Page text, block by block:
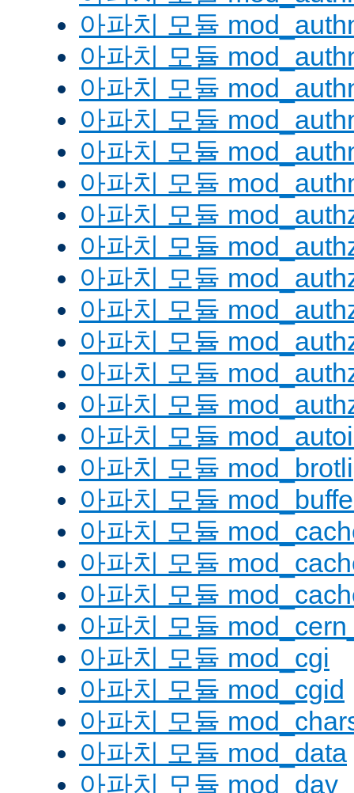
아파치 모듈
아파치 모듈
아파치 모듈
아파치 모듈
아파치 모듈
아파치 모듈
아파치 모듈
아파치 모듈
아파치 모듈
아파치 모듈
아파치 모듈
아파치 모듈
아파치 모듈
아파치 모듈
아파치 모듈 mod_brotli
아파치 모듈
아파치 모듈
아파치 모듈
아파치 모듈
아파치 모듈
아파치 모듈 mod_cgi
아파치 모듈 mod_cgid
아파치 모듈
아파치 모듈 mod_data
아파치 모듈 mod_dav